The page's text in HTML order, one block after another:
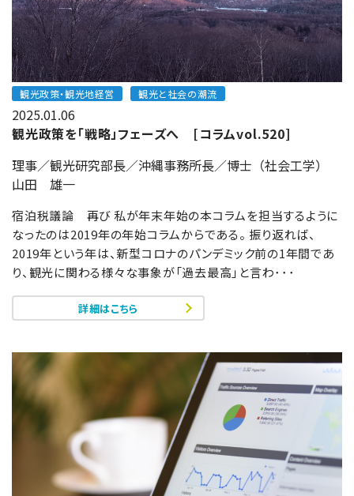
観光政策・観光地経営 観光と社会の潮流
2025.01.06
観光政策を「戦略」フェーズへ [コラムvol.520]
理事／観光研究部長／沖縄事務所長／博士（社会工学）
山田 雄一
宿泊税議論 再び 私が年末年始の本コラムを担当するように
なったのは2019年の年始コラムからである。 振り返れば、
2019年という年は、新型コロナのパンデミック前の1年間であ
り、観光に関わる様々な事象が「過去最高」と言わ･･･
詳細はこちら